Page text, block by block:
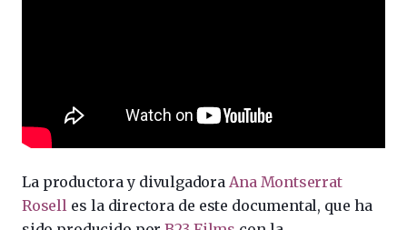
La productora y divulgadora Ana Montserrat
Rosell es la directora de este documental, que ha